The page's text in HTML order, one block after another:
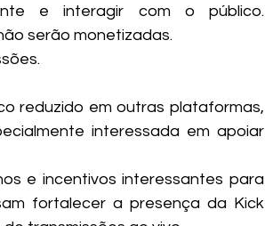
e interagir com o público.
serão monetizadas.
reduzido em outras plataformas,
interessada em apoiar
e incentivos interessantes para
fortalecer a presença da Kick